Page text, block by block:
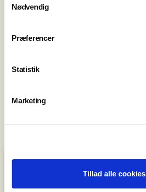
Nødvendig
Præferencer
Statistik
Marketing
Tillad alle cookies
Priser sæson2026/2027